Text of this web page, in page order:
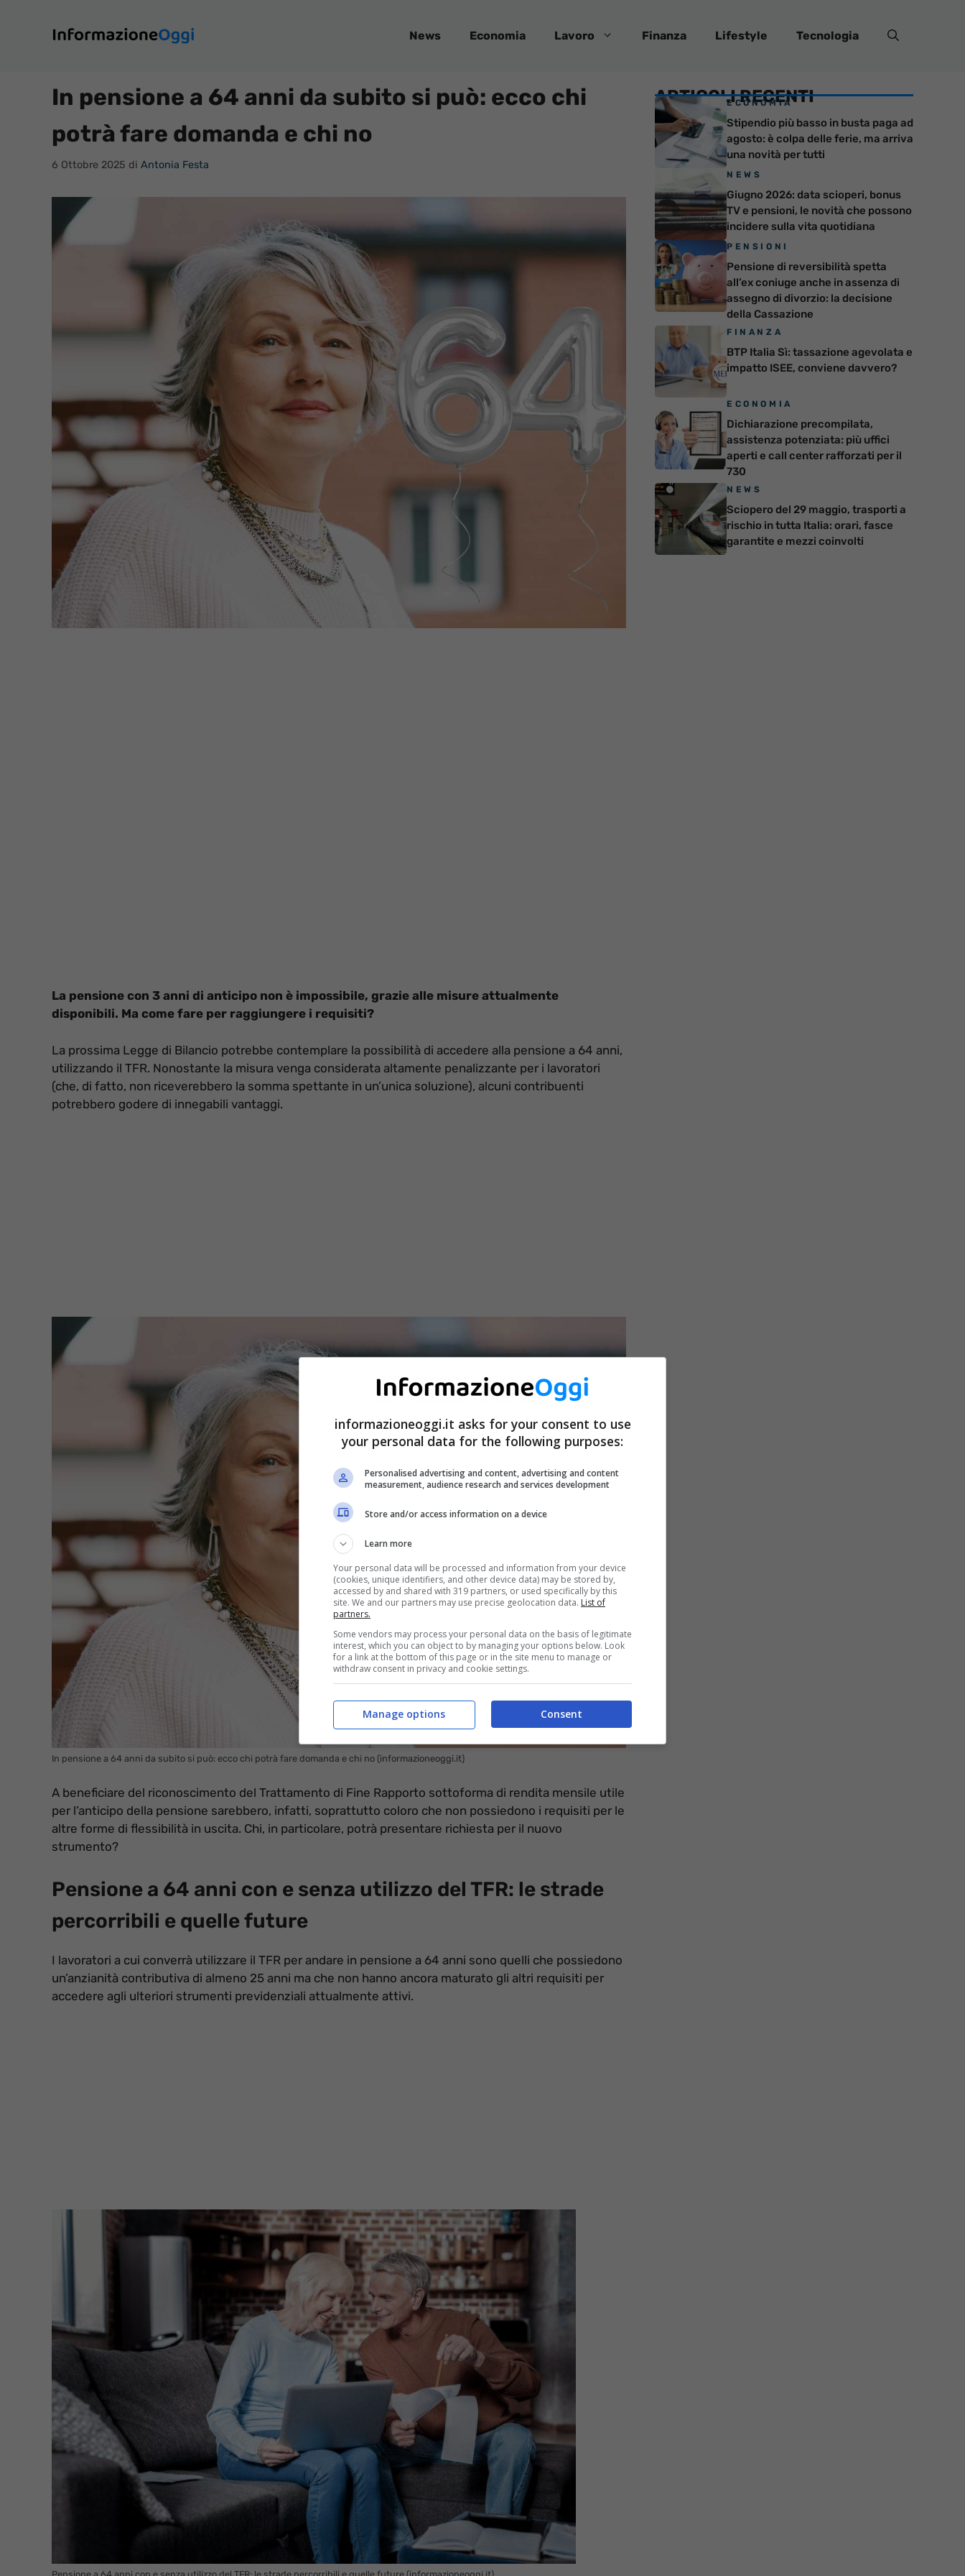
contenuto
News Economia Lavoro Finanza Lifestyle Tecnologia
In pensione a 64 anni da subito si può: ecco chi
potrà fare domanda e chi no
6 Ottobre 2025 di Antonia Festa
La pensione con 3 anni di anticipo non è impossibile, grazie alle misure attualmente
disponibili. Ma come fare per raggiungere i requisiti?
La prossima Legge di Bilancio potrebbe contemplare la possibilità di accedere alla pensione a 64 anni,
utilizzando il TFR. Nonostante la misura venga considerata altamente penalizzante per i lavoratori
(che, di fatto, non riceverebbero la somma spettante in un’unica soluzione), alcuni contribuenti
potrebbero godere di innegabili vantaggi.
In pensione a 64 anni da subito si può: ecco chi potrà fare domanda e chi no (informazioneoggi.it)
A beneficiare del riconoscimento del Trattamento di Fine Rapporto sottoforma di rendita mensile utile
per l’anticipo della pensione sarebbero, infatti, soprattutto coloro che non possiedono i requisiti per le
altre forme di flessibilità in uscita. Chi, in particolare, potrà presentare richiesta per il nuovo
strumento?
Pensione a 64 anni con e senza utilizzo del TFR: le strade
percorribili e quelle future
I lavoratori a cui converrà utilizzare il TFR per andare in pensione a 64 anni sono quelli che possiedono
un’anzianità contributiva di almeno 25 anni ma che non hanno ancora maturato gli altri requisiti per
accedere agli ulteriori strumenti previdenziali attualmente attivi.
ARTICOLI RECENTI
ECONOMIA
Stipendio più basso in busta paga ad
agosto: è colpa delle ferie, ma arriva
una novità per tutti
NEWS
Giugno 2026: data scioperi, bonus
TV e pensioni, le novità che possono
incidere sulla vita quotidiana
PENSIONI
Pensione di reversibilità spetta
all’ex coniuge anche in assenza di
assegno di divorzio: la decisione
della Cassazione
FINANZA
BTP Italia Sì: tassazione agevolata e
impatto ISEE, conviene davvero?
ECONOMIA
Dichiarazione precompilata,
assistenza potenziata: più uffici
aperti e call center rafforzati per il
730
NEWS
Sciopero del 29 maggio, trasporti a
rischio in tutta Italia: orari, fasce
garantite e mezzi coinvolti
informazioneoggi.it asks for your consent to use
your personal data for the following purposes:
Personalised advertising and content, advertising and content
measurement, audience research and services development
Store and/or access information on a device
Learn more
Your personal data will be processed and information from your device
(cookies, unique identifiers, and other device data) may be stored by,
accessed by and shared with 319 partners, or used specifically by this
site. We and our partners may use precise geolocation data. List of
partners.
Some vendors may process your personal data on the basis of legitimate
interest, which you can object to by managing your options below. Look
for a link at the bottom of this page or in the site menu to manage or
withdraw consent in privacy and cookie settings.
Consent
Manage options